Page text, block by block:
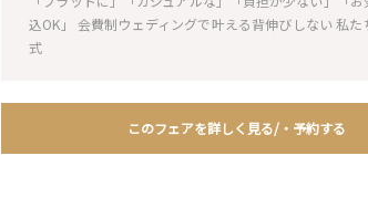
込OK」 会費制ウェディングで叶える背伸びしない 私た
式
このフェアを詳しく見る/・予約する